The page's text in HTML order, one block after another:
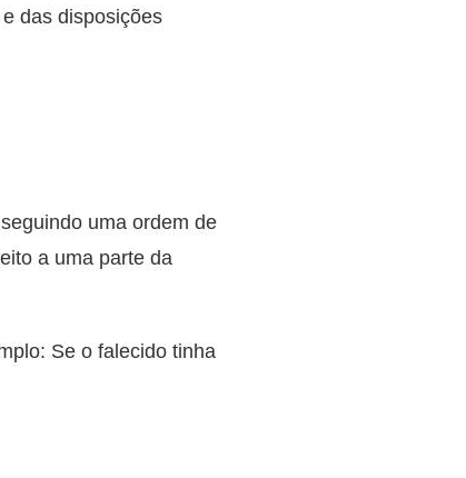
das disposições
uma ordem de
a uma parte da
Se o falecido tinha